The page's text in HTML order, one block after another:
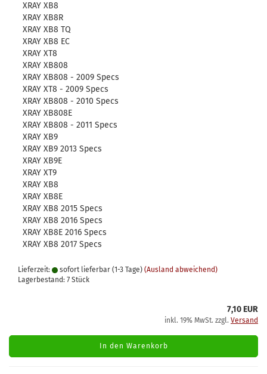
XRAY XB8
XRAY XB8R
XRAY XB8 TQ
XRAY XB8 EC
XRAY XT8
XRAY XB808
XRAY XB808 - 2009 Specs
XRAY XT8 - 2009 Specs
XRAY XB808 - 2010 Specs
XRAY XB808E
XRAY XB808 - 2011 Specs
XRAY XB9
XRAY XB9 2013 Specs
XRAY XB9E
XRAY XT9
XRAY XB8
XRAY XB8E
XRAY XB8 2015 Specs
XRAY XB8 2016 Specs
XRAY XB8E 2016 Specs
XRAY XB8 2017 Specs
Lieferzeit: sofort lieferbar (1-3 Tage) (Ausland abweichend)
Lagerbestand: 7 Stück
7,10 EUR
inkl. 19% MwSt. zzgl. Versand
In den Warenkorb